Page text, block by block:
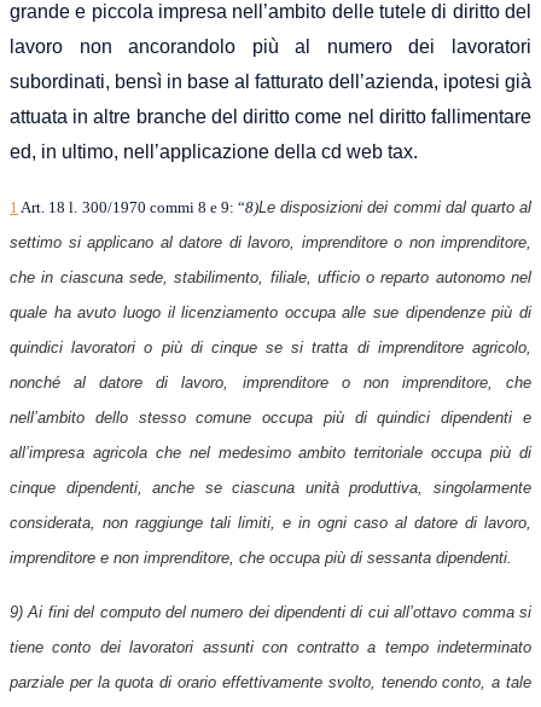
grande e piccola impresa nell’ambito delle tutele di diritto del
lavoro non ancorandolo più al numero dei lavoratori
subordinati, bensì in base al fatturato dell’azienda, ipotesi già
attuata in altre branche del diritto come nel diritto fallimentare
ed, in ultimo, nell’applicazione della cd web tax.
1 Art. 18 l. 300/1970 commi 8 e 9: “8)Le disposizioni dei commi dal quarto al
settimo si applicano al datore di lavoro, imprenditore o non imprenditore,
che in ciascuna sede, stabilimento, filiale, ufficio o reparto autonomo nel
quale ha avuto luogo il licenziamento occupa alle sue dipendenze più di
quindici lavoratori o più di cinque se si tratta di imprenditore agricolo,
nonché al datore di lavoro, imprenditore o non imprenditore, che
nell’ambito dello stesso comune occupa più di quindici dipendenti e
all’impresa agricola che nel medesimo ambito territoriale occupa più di
cinque dipendenti, anche se ciascuna unità produttiva, singolarmente
considerata, non raggiunge tali limiti, e in ogni caso al datore di lavoro,
imprenditore e non imprenditore, che occupa più di sessanta dipendenti.
9) Ai fini del computo del numero dei dipendenti di cui all’ottavo comma si
tiene conto dei lavoratori assunti con contratto a tempo indeterminato
parziale per la quota di orario effettivamente svolto, tenendo conto, a tale